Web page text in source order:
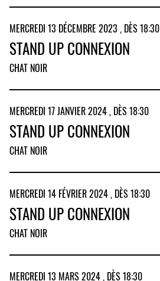
MERCREDI 13 DÉCEMBRE 2023 , DÈS 18:30
STAND UP CONNEXION
CHAT NOIR
MERCREDI 17 JANVIER 2024 , DÈS 18:30
STAND UP CONNEXION
CHAT NOIR
MERCREDI 14 FÉVRIER 2024 , DÈS 18:30
STAND UP CONNEXION
CHAT NOIR
MERCREDI 13 MARS 2024 , DÈS 18:30